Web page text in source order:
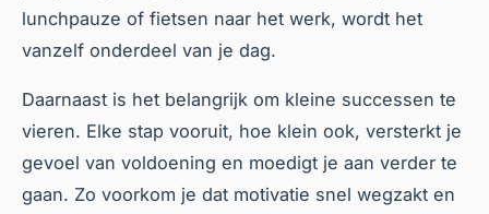
lunchpauze of fietsen naar het werk, wordt het
vanzelf onderdeel van je dag.
Daarnaast is het belangrijk om kleine successen te
vieren. Elke stap vooruit, hoe klein ook, versterkt je
gevoel van voldoening en moedigt je aan verder te
gaan. Zo voorkom je dat motivatie snel wegzakt en